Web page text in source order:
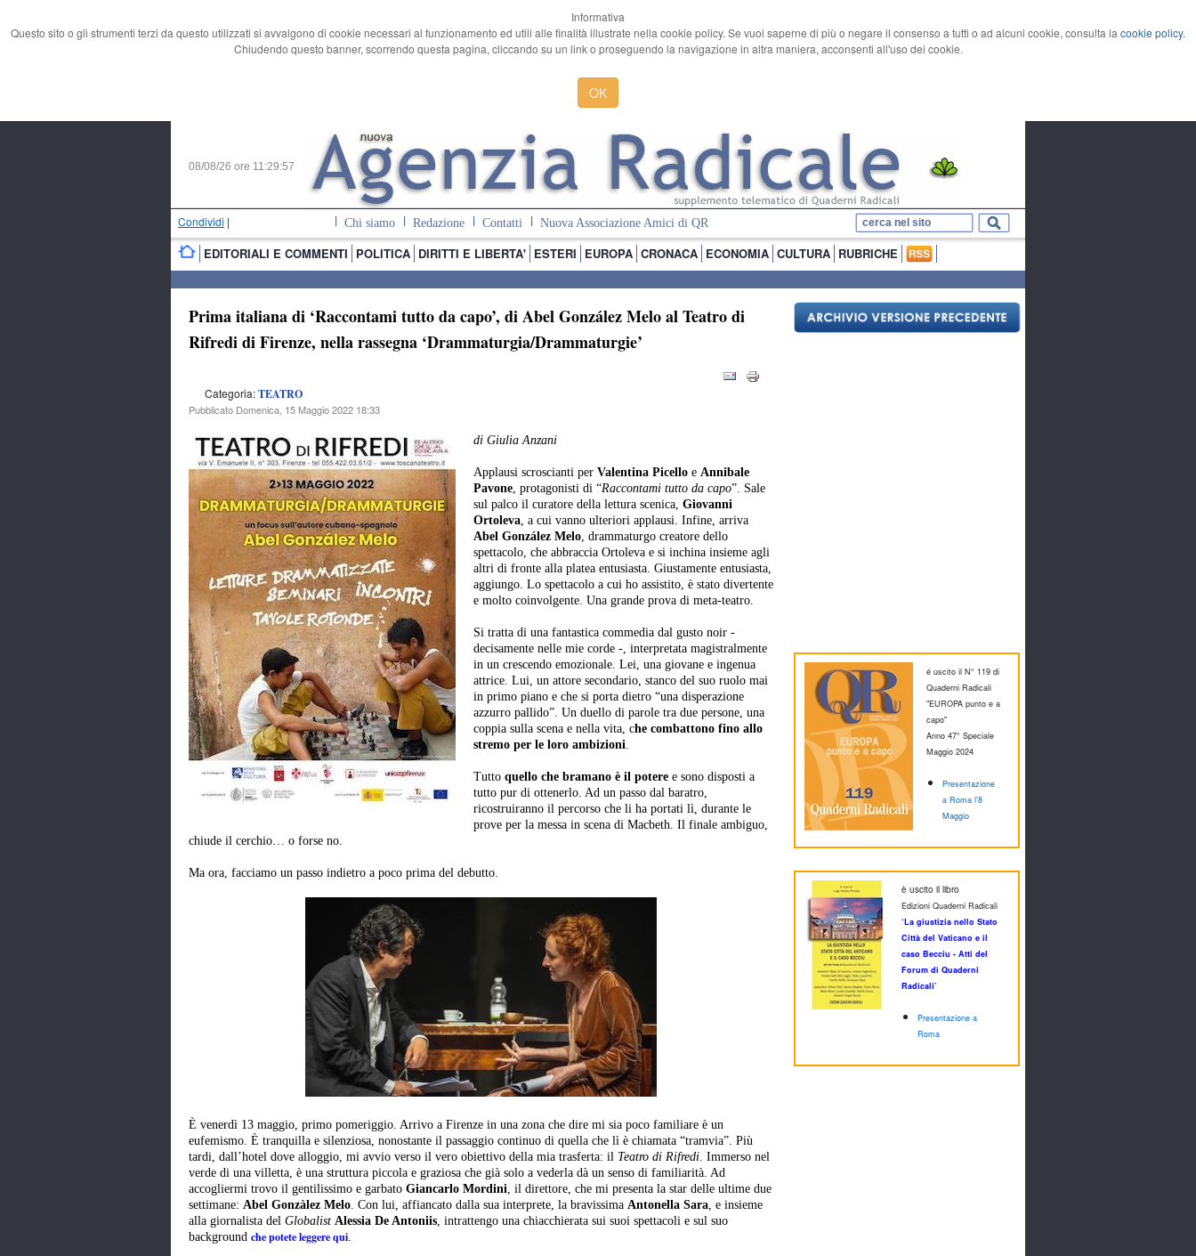
Informativa
Questo sito o gli strumenti terzi da questo utilizzati si avvalgono di cookie necessari al funzionamento ed utili alle finalità illustrate nella cookie policy. Se vuoi saperne di più o negare il consenso a tutti o ad alcuni cookie, consulta la cookie policy.
Chiudendo questo banner, scorrendo questa pagina, cliccando su un link o proseguendo la navigazione in altra maniera, acconsenti all'uso dei cookie.
OK
08/08/26 ore 11:29:58
Condividi | Chi siamo Redazione Contatti Nuova Associazione Amici di QR
EDITORIALI E COMMENTI POLITICA DIRITTI E LIBERTA' ESTERI EUROPA CRONACA ECONOMIA CULTURA RUBRICHE
Prima italiana di ‘Raccontami tutto da capo’, di Abel González Melo al Teatro di
Rifredi di Firenze, nella rassegna ‘Drammaturgia/Drammaturgie’
Categoria:TEATRO
Pubblicato Domenica, 15 Maggio 2022 18:33
di Giulia Anzani
Applausi scroscianti per Valentina Picello e Annibale
Pavone, protagonisti di “Raccontami tutto da capo”. Sale
sul palco il curatore della lettura scenica, Giovanni
Ortoleva, a cui vanno ulteriori applausi. Infine, arriva
Abel González Melo, drammaturgo creatore dello
spettacolo, che abbraccia Ortoleva e si inchina insieme agli
altri di fronte alla platea entusiasta. Giustamente entusiasta,
aggiungo. Lo spettacolo a cui ho assistito, è stato divertente
e molto coinvolgente. Una grande prova di meta-teatro.
Si tratta di una fantastica commedia dal gusto noir -
decisamente nelle mie corde -, interpretata magistralmente
in un crescendo emozionale. Lei, una giovane e ingenua
attrice. Lui, un attore secondario, stanco del suo ruolo mai
in primo piano e che si porta dietro “una disperazione
azzurro pallido”. Un duello di parole tra due persone, una
coppia sulla scena e nella vita, che combattono fino allo
stremo per le loro ambizioni.
Tutto quello che bramano è il potere e sono disposti a
tutto pur di ottenerlo. Ad un passo dal baratro,
ricostruiranno il percorso che li ha portati lì, durante le
prove per la messa in scena di Macbeth. Il finale ambiguo,
chiude il cerchio… o forse no.
Ma ora, facciamo un passo indietro a poco prima del debutto.
È venerdì 13 maggio, primo pomeriggio. Arrivo a Firenze in una zona che dire mi sia poco familiare è un
eufemismo. È tranquilla e silenziosa, nonostante il passaggio continuo di quella che lì è chiamata “tramvia”. Più
tardi, dall’hotel dove alloggio, mi avvio verso il vero obiettivo della mia trasferta: il Teatro di Rifredi. Immerso nel
verde di una villetta, è una struttura piccola e graziosa che già solo a vederla dà un senso di familiarità. Ad
accogliermi trovo il gentilissimo e garbato Giancarlo Mordini, il direttore, che mi presenta la star delle ultime due
settimane: Abel Gonzàlez Melo. Con lui, affiancato dalla sua interprete, la bravissima Antonella Sara, e insieme
alla giornalista del Globalist Alessia De Antoniis, intrattengo una chiacchierata sui suoi spettacoli e sul suo
background che potete leggere qui.
é uscito il N° 119 di
Quaderni Radicali
"EUROPA punto e a
capo"
Anno 47° Speciale
Maggio 2024
Presentazione
a Roma l'8
Maggio
è uscito il libro
Edizioni Quaderni Radicali
‘La giustizia nello Stato
Città del Vaticano e il
caso Becciu - Atti del
Forum di Quaderni
Radicali’
Presentazione a
Roma